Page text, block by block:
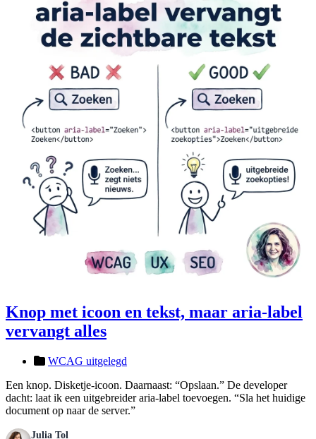
Knop met icoon en tekst, maar aria-label
vervangt alles
WCAG uitgelegd
Een knop. Disketje-icoon. Daarnaast: “Opslaan.” De developer
dacht: laat ik een uitgebreider aria-label toevoegen. “Sla het huidige
document op naar de server.”
Julia Tol